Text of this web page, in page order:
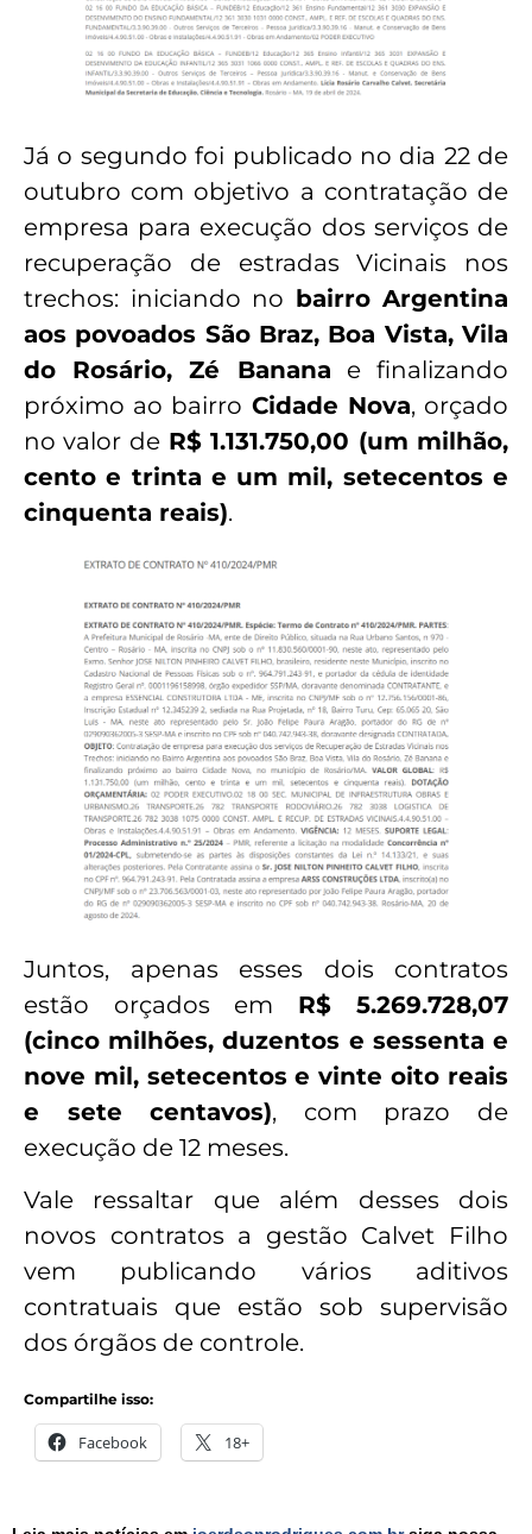
Já o segundo foi publicado no dia 22 de
outubro com objetivo a contratação de
empresa para execução dos serviços de
recuperação de estradas Vicinais nos
trechos: iniciando no bairro Argentina
aos povoados São Braz, Boa Vista, Vila
do Rosário, Zé Banana e finalizando
próximo ao bairro Cidade Nova, orçado
no valor deR$ 1.131.750,00 (um milhão,
cento e trinta e um mil, setecentos e
cinquenta reais).
Juntos, apenas esses dois contratos
estão orçados em R$ 5.269.728,07
(cinco milhões, duzentos e sessenta e
nove mil, setecentos e vinte oito reais
e sete centavos), com prazo de
execução de 12 meses.
Vale ressaltar que além desses dois
novos contratos a gestão Calvet Filho
vem publicando vários aditivos
contratuais que estão sob supervisão
dos órgãos de controle.
Compartilhe isso:
Facebook 18+